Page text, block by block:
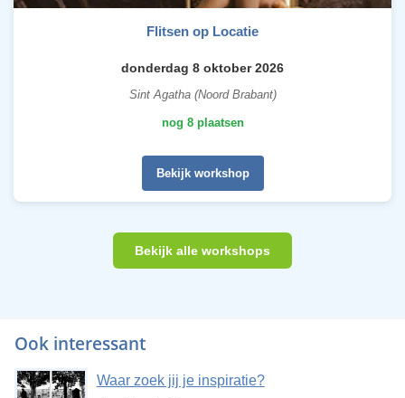
Flitsen op Locatie
donderdag 8 oktober 2026
Sint Agatha (Noord Brabant)
nog 8 plaatsen
Bekijk workshop
Bekijk alle workshops
Ook interessant
Waar zoek jij je inspiratie?